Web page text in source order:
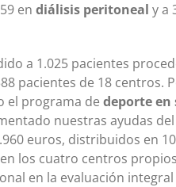
en diálisis peritoneal y a
a 1.025 pacientes
pacientes de 18 centros.
el programa de deporte en
nuestras ayudas del
euros, distribuidos en
los cuatro centros
en la evaluación integral